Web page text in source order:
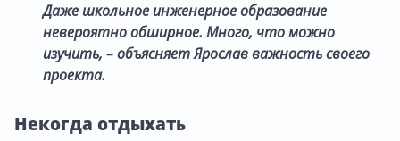
Даже школьное инженерное образование
невероятно обширное. Много, что можно
изучить, – объясняет Ярослав важность своего
проекта.
Некогда отдыхать